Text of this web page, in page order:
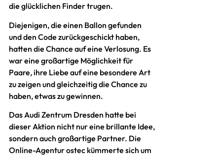
die glücklichen Finder trugen.
Diejenigen, die einen Ballon gefunden
und den Code zurückgeschickt haben,
hatten die Chance auf eine Verlosung. Es
war eine großartige Möglichkeit für
Paare, ihre Liebe auf eine besondere Art
zu zeigen und gleichzeitig die Chance zu
haben, etwas zu gewinnen.
Das Audi Zentrum Dresden hatte bei
dieser Aktion nicht nur eine brillante Idee,
sondern auch großartige Partner. Die
Online-Agentur ostec kümmerte sich um